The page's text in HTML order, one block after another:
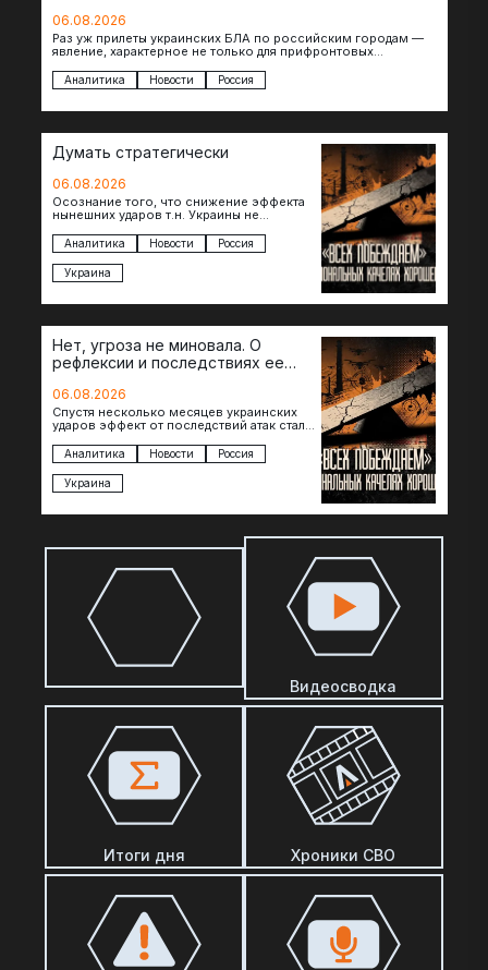
06.08.2026
Раз уж прилеты украинских БЛА по российским городам —
явление, характерное не только для прифронтовых
Аналитика Новости Россия
Думать стратегически
06.08.2026
Осознание того, что снижение эффекта
нынешних ударов т.н. Украины не
возможностей — повод задаться
вопросом: что делать…
Аналитика Новости Россия
Украина
Нет, угроза не миновала. О
рефлексии и последствиях ее
06.08.2026
Спустя несколько месяцев украинских
ударов эффект от последствий атак стал
коллапса розничной торговли не…
Аналитика Новости Россия
Украина
Видеосводка
Итоги дня Хроники СВО